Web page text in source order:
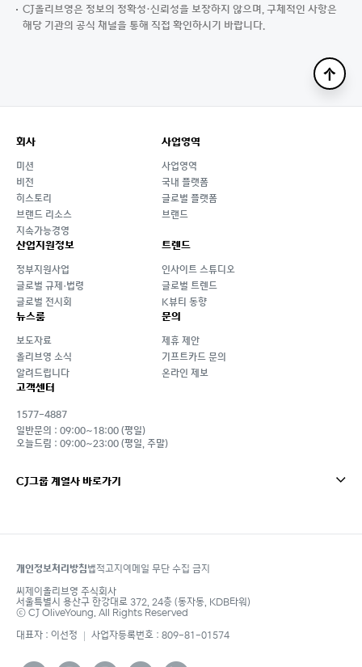
CJ올리브영은 정보의 정확성·신뢰성을 보장하지 않으며, 구체적인 사항은
해당 기관의 공식 채널을 통해 직접 확인하시기 바랍니다.
맨
로
회사
미션
비전
히스토리
브랜드 리소스
지속가능경영
사업영역
사업영역
국내 플랫폼
글로벌 플랫폼
브랜드
산업지원정보
정부지원사업
글로벌 규제·법령
글로벌 전시회
트렌드
인사이트 스튜디오
글로벌 트렌드
K뷰티 동향
뉴스룸
보도자료
올리브영 소식
알려드립니다
문의
제휴 제안
기프트카드 문의
온라인 제보
고객센터
1577-4887
일반문의 : 09:00~18:00 (평일)
오늘드림 : 09:00~23:00 (평일, 주말)
CJ그룹 계열사 바로가기
footer
개인정보처리방침법적고지이메일 무단 수집 금지
씨제이올리브영 주식회사
서울특별시 용산구 한강대로 372, 24층 (동자동, KDB타워)
ⓒ CJ OliveYoung. All Rights Reserved
대표자 : 이선정
사업자등록번호 : 809-81-01574